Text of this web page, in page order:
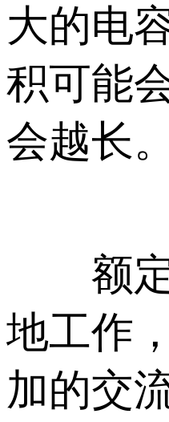
大的电
积可能
会越长
额定
地工作
加的交